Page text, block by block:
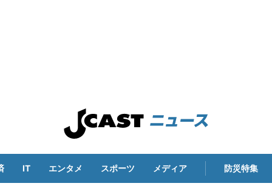
IT エンタメ スポーツ メディア 防災特集